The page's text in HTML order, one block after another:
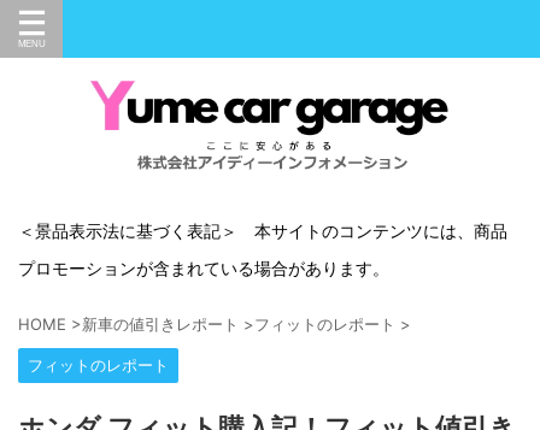
＜景品表示法に基づく表記＞ 本サイトのコンテンツには、商品
プロモーションが含まれている場合があります。
HOME >新車の値引きレポート >フィットのレポート >
フィットのレポート